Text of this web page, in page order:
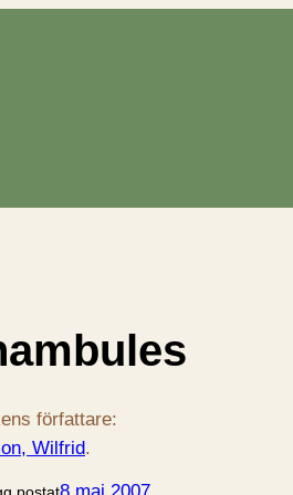
författare:
Wilfrid.
postat8 maj 2007